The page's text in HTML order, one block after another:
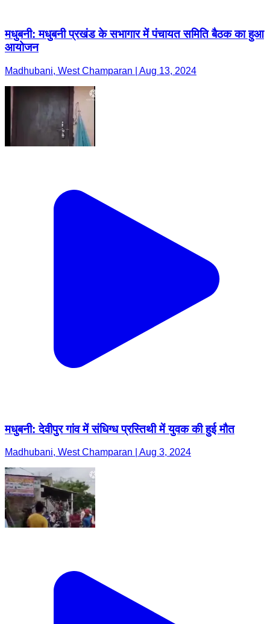
मधुबनी: मधुबनी प्रखंड के सभागार में पंचायत समिति बैठक का हुआ
आयोजन
Madhubani, West Champaran | Aug 13, 2024
मधुबनी: देवीपुर गांव में संधिग्ध प्रस्तिथी में युवक की हुई मौत
Madhubani, West Champaran | Aug 3, 2024